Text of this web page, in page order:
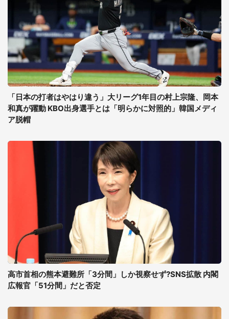
「日本の打者はやはり違う」大リーグ1年目の村上宗隆、岡本
和真が躍動 KBO出身選手とは「明らかに対照的」韓国メディ
ア脱帽
高市首相の熊本避難所「3分間」しか視察せず?SNS拡散 内閣
広報官「51分間」だと否定